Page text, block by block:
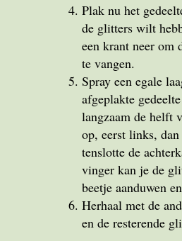
Plak nu het
de glitters wilt
een krant neer om
te vangen.
Spray een egale
afgeplakte
langzaam de helft
op, eerst links,
tenslotte de
vinger kan je de
beetje aanduwen
Herhaal met de
en de resterende